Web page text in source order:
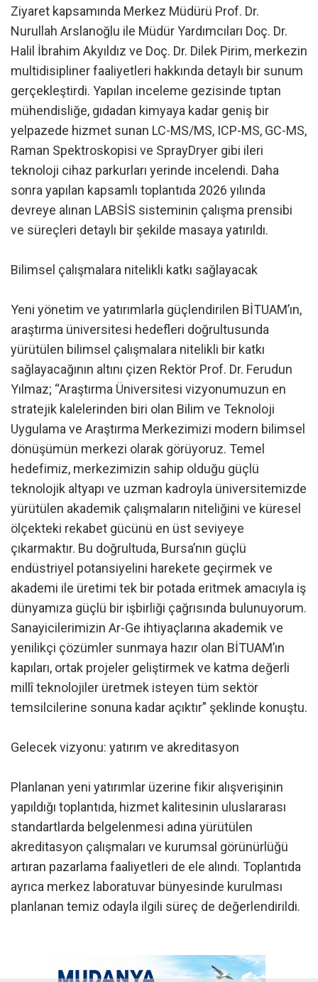
Ziyaret kapsamında Merkez Müdürü Prof. Dr.
Nurullah Arslanoğlu ile Müdür Yardımcıları Doç. Dr.
Halil İbrahim Akyıldız ve Doç. Dr. Dilek Pirim, merkezin
multidisipliner faaliyetleri hakkında detaylı bir sunum
gerçekleştirdi. Yapılan inceleme gezisinde tıptan
mühendisliğe, gıdadan kimyaya kadar geniş bir
yelpazede hizmet sunan LC-MS/MS, ICP-MS, GC-MS,
Raman Spektroskopisi ve SprayDryer gibi ileri
teknoloji cihaz parkurları yerinde incelendi. Daha
sonra yapılan kapsamlı toplantıda 2026 yılında
devreye alınan LABSİS sisteminin çalışma prensibi
ve süreçleri detaylı bir şekilde masaya yatırıldı.
Bilimsel çalışmalara nitelikli katkı sağlayacak
Yeni yönetim ve yatırımlarla güçlendirilen BİTUAM’ın,
araştırma üniversitesi hedefleri doğrultusunda
yürütülen bilimsel çalışmalara nitelikli bir katkı
sağlayacağının altını çizen Rektör Prof. Dr. Ferudun
Yılmaz; “Araştırma Üniversitesi vizyonumuzun en
stratejik kalelerinden biri olan Bilim ve Teknoloji
Uygulama ve Araştırma Merkezimizi modern bilimsel
dönüşümün merkezi olarak görüyoruz. Temel
hedefimiz, merkezimizin sahip olduğu güçlü
teknolojik altyapı ve uzman kadroyla üniversitemizde
yürütülen akademik çalışmaların niteliğini ve küresel
ölçekteki rekabet gücünü en üst seviyeye
çıkarmaktır. Bu doğrultuda, Bursa’nın güçlü
endüstriyel potansiyelini harekete geçirmek ve
akademi ile üretimi tek bir potada eritmek amacıyla iş
dünyamıza güçlü bir işbirliği çağrısında bulunuyorum.
Sanayicilerimizin Ar-Ge ihtiyaçlarına akademik ve
yenilikçi çözümler sunmaya hazır olan BİTUAM’ın
kapıları, ortak projeler geliştirmek ve katma değerli
millî teknolojiler üretmek isteyen tüm sektör
temsilcilerine sonuna kadar açıktır” şeklinde konuştu.
Gelecek vizyonu: yatırım ve akreditasyon
Planlanan yeni yatırımlar üzerine fikir alışverişinin
yapıldığı toplantıda, hizmet kalitesinin uluslararası
standartlarda belgelenmesi adına yürütülen
akreditasyon çalışmaları ve kurumsal görünürlüğü
artıran pazarlama faaliyetleri de ele alındı. Toplantıda
ayrıca merkez laboratuvar bünyesinde kurulması
planlanan temiz odayla ilgili süreç de değerlendirildi.